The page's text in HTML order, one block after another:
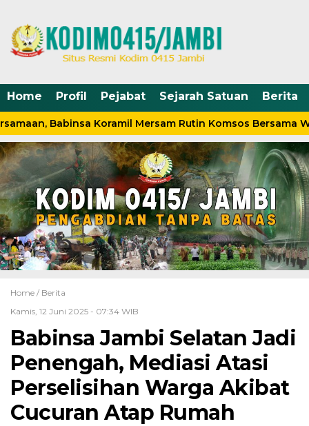
Home Profil Pejabat Sejarah Satuan Berita
Babinsa Koramil Mersam Rutin Komsos Bersama
Home / Berita
Kamis, 12 Juni 2025 - 07:34 WIB
Babinsa Jambi Selatan Jadi
Penengah, Mediasi Atasi
Perselisihan Warga Akibat
Cucuran Atap Rumah